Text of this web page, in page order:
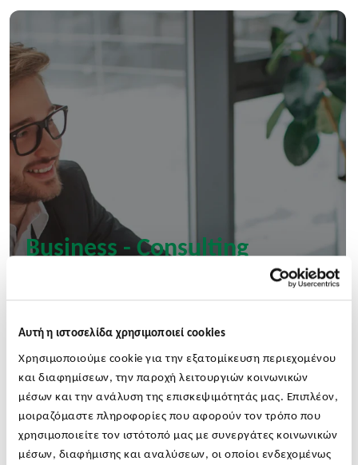
Αυτή η ιστοσελίδα χρησιμοποιεί cookies
Χρησιμοποιούμε cookie για την εξατομίκευση περιεχομένου
και διαφημίσεων, την παροχή λειτουργιών κοινωνικών
μέσων και την ανάλυση της επισκεψιμότητάς μας. Επιπλέον,
μοιραζόμαστε πληροφορίες που αφορούν τον τρόπο που
χρησιμοποιείτε τον ιστότοπό μας με συνεργάτες κοινωνικών
μέσων, διαφήμισης και αναλύσεων, οι οποίοι ενδεχομένως
Business - Consulting